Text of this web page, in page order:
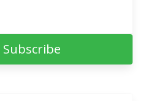
Subscribe